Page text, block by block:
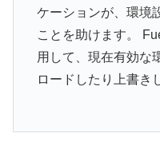
ケーションが、環境
ことを助けます。
用して、現在有効な
ロードしたり上書き